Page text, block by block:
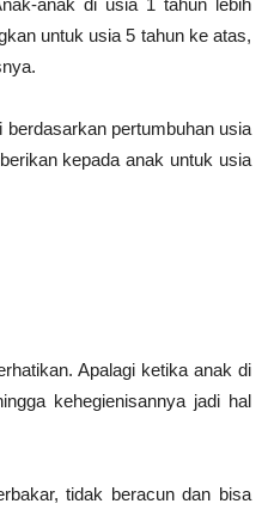
anak di usia 1 tahun lebih
untuk usia 5 tahun ke atas,
pertumbuhan usia
kepada anak untuk usia
Apalagi ketika anak di
kehegienisannya jadi hal
tidak beracun dan bisa